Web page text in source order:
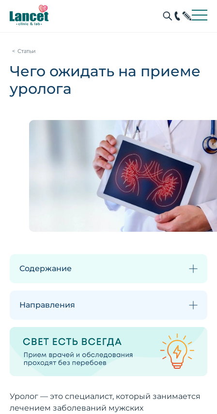
Статьи
Чего ожидать на приеме
уролога
Уролог — это специалист, который занимается
лечением заболеваний мужских
Содержание
Направления